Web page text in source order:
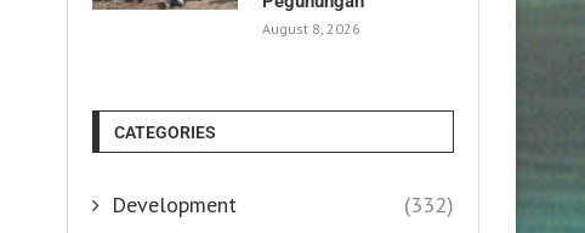
August 8, 2026
CATEGORIES
Development (332)